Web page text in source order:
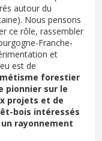
autour du
Nous pensons
ce rôle, rassembler
Franche-
et
est de
forestier
pionnier sur le
projets et de
bois intéressés
rayonnement